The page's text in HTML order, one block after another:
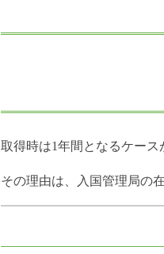
取得時は1年間となるケース
その理由は、入国管理局の